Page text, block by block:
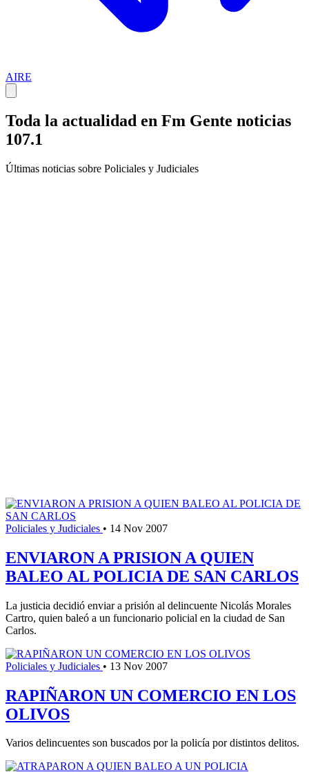
AIRE
Toda la actualidad en Fm Gente noticias
107.1
Últimas noticias sobre Policiales y Judiciales
Policiales y Judiciales • 14 Nov 2007
ENVIARON A PRISION A QUIEN
BALEO AL POLICIA DE SAN CARLOS
La justicia decidió enviar a prisión al delincuente Nicolás Morales
Cartro, quien baleó a un funcionario policial en la ciudad de San
Carlos.
Policiales y Judiciales • 13 Nov 2007
RAPIÑARON UN COMERCIO EN LOS
OLIVOS
Varios delincuentes son buscados por la policía por distintos delitos.